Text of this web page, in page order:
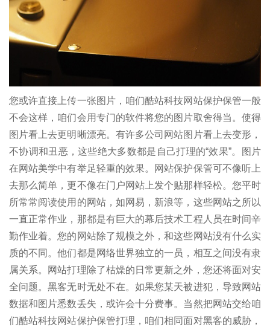
您或许直接上传一张图片，咱们酷站科技网站保护保管一般
不会这样，咱们会用专门的软件将您的图片取舍得当。使得
图片看上去更明晰漂亮。有许多公司网站图片看上去变形，
不协调和丑恶，这些绝大多数都是自己打理的“效果”。图片
在网站美学中有举足轻重的效果。网站保护保管可不像听上
去那么简单，更不像在门户网站上发个贴那样轻松。您平时
所常常阅读使用的网站，如网易，新浪等，这些网站之所以
一直正常作业，那都是有巨大的幕后技术工程人员在时间辛
勤作业着。您的网站除了规模之外，和这些网站没有什么实
质的不同。他们都是网络世界独立的一员，相互之间没有隶
属关系。网站打理除了枯燥的日常更新之外，您还将面对安
全问题。黑客无时无处不在。如果您某天被进犯，导致网站
数据和图片悉数丢失，或许会十分费事。当然把网站交给咱
们酷站科技网站保护保管打理，咱们相同面对黑客的威胁，